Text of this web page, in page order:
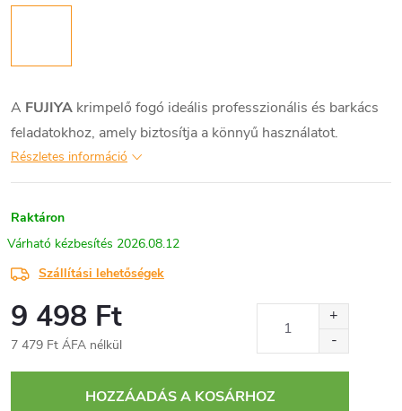
A FUJIYA krimpelő fogó ideális professzionális és barkács
feladatokhoz, amely biztosítja a könnyű használatot.
Részletes információ
Raktáron
2026.08.12
Szállítási lehetőségek
9 498 Ft
7 479 Ft ÁFA nélkül
HOZZÁADÁS A KOSÁRHOZ